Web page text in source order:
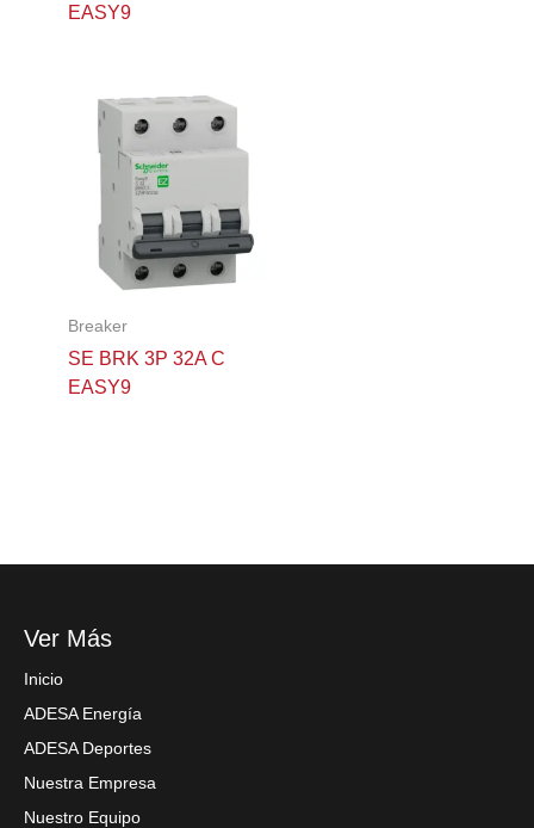
EASY9
Breaker
SE BRK 3P 32A C
EASY9
Ver Más
Inicio
ADESA Energía
ADESA Deportes
Nuestra Empresa
Nuestro Equipo